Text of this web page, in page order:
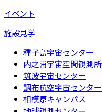
イベント
施設見学
種子島宇宙センター
内之浦宇宙空間観測所
筑波宇宙センター
調布航空宇宙センター
相模原キャンパス